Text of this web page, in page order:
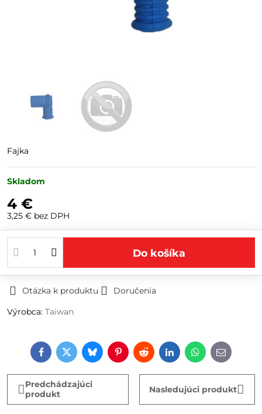
Fajka
Skladom
4 €
3,25 € bez DPH
Do košíka
Otázka k produktu
Doručenia
Výrobca: Taiwan
FacebookTwitterBlueskyPinterestRedditLinkedInWhatsApp
E-
mail
Predchádzajúci
produkt
Nasledujúci produkt